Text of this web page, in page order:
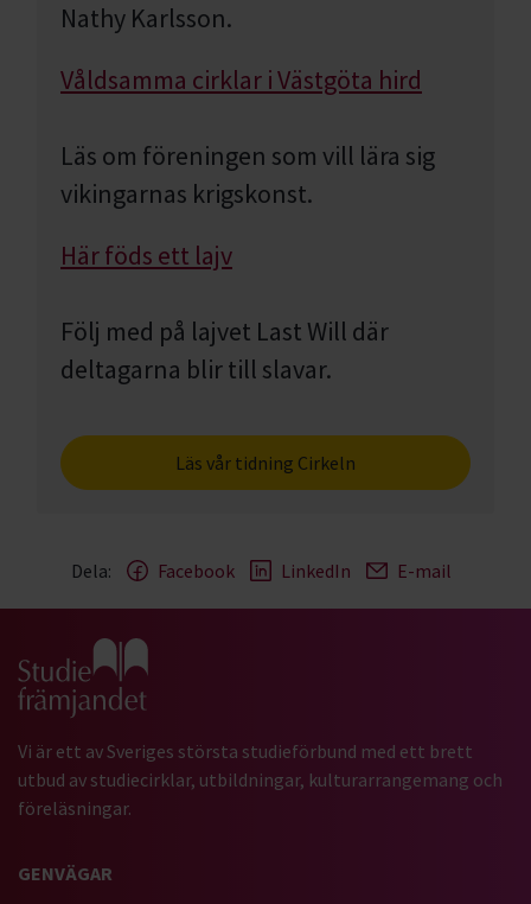
Nathy Karlsson.
Våldsamma cirklar i Västgöta hird
Läs om föreningen som vill lära sig
vikingarnas krigskonst.
Här föds ett lajv
Följ med på lajvet Last Will där
deltagarna blir till slavar.
Läs vår tidning Cirkeln
Dela: Facebook LinkedIn E-mail
Gå till studiefrämjandets startsida
Vi är ett av Sveriges största studieförbund med ett brett
utbud av studiecirklar, utbildningar, kulturarrangemang och
föreläsningar.
GENVÄGAR